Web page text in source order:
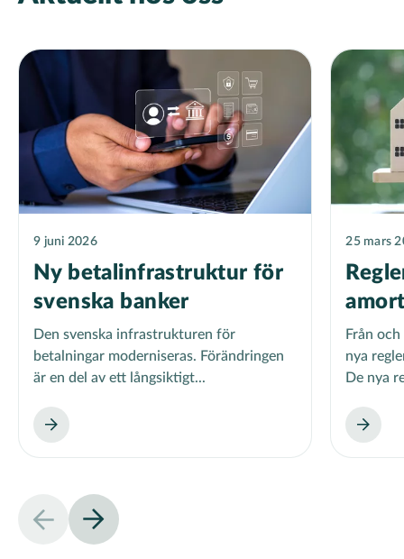
9 juni 2026
Ny betalinfrastruktur för
svenska banker
Den svenska infrastrukturen för
betalningar moderniseras. Förändringen
är en del av ett långsiktigt...
25 mars
Från
nya
De nya